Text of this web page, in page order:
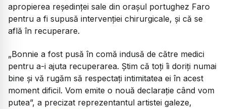
apropierea reședinței sale din orașul portughez Faro
pentru a fi supusă intervenției chirurgicale, și că se
află în recuperare.
„Bonnie a fost pusă în comă indusă de către medici
pentru a-i ajuta recuperarea. Știm că toți îi doriți numai
bine și vă rugăm să respectați intimitatea ei în acest
moment dificil. Vom emite o nouă declarație când vom
putea”, a precizat reprezentantul artistei galeze,